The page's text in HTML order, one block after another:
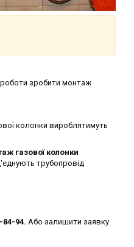
роботи зробити монтаж
колонки вироблятимуть
газової колонки
трубопровід
84-94. Або залишити заявку